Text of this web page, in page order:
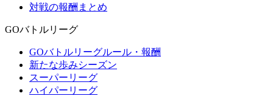
対戦の報酬まとめ
GOバトルリーグ
GOバトルリーグルール・報酬
新たな歩みシーズン
スーパーリーグ
ハイパーリーグ